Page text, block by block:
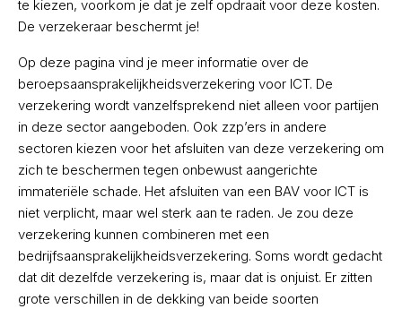
te kiezen, voorkom je dat je zelf opdraait voor deze kosten.
De verzekeraar beschermt je!
Op deze pagina vind je meer informatie over de
beroepsaansprakelijkheidsverzekering voor ICT. De
verzekering wordt vanzelfsprekend niet alleen voor partijen
in deze sector aangeboden. Ook zzp’ers in andere
sectoren kiezen voor het afsluiten van deze verzekering om
zich te beschermen tegen onbewust aangerichte
immateriële schade. Het afsluiten van een BAV voor ICT is
niet verplicht, maar wel sterk aan te raden. Je zou deze
verzekering kunnen combineren met een
bedrijfsaansprakelijkheidsverzekering. Soms wordt gedacht
dat dit dezelfde verzekering is, maar dat is onjuist. Er zitten
grote verschillen in de dekking van beide soorten